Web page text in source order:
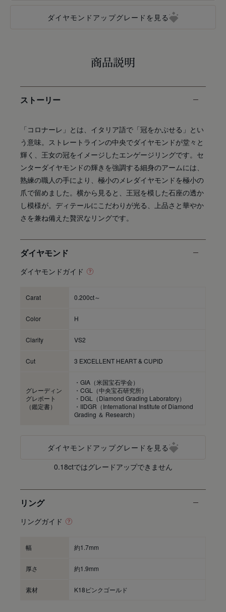
ダイヤモンドアップグレードを見る
商品説明
ストーリー
「コロナーレ」とは、イタリア語で「冠をかぶせる」とい
う意味。ストレートラインの中央でダイヤモンドが堂々と
輝く、王女の冠をイメージしたエンゲージリングです。セ
ンターダイヤモンドの輝きを強調する細身のアームには、
熟練の職人の手により、極小のメレダイヤモンドを極小の
爪で留めました。横から見ると、王冠を模した石座の透か
し模様が。ディテールにこだわりが光る、上品さと華やか
さを兼ね備えた贅沢なリングです。
ダイヤモンド
ダイヤモンドガイド
Carat 0.200ct～
Color H
Clarity VS2
Cut 3 EXCELLENT HEART & CUPID
グレーディン
グレポート
（鑑定書）
・GIA（米国宝石学会）
・CGL（中央宝石研究所）
・DGL（Diamond Grading Laboratory）
・IIDGR（International Institute of Diamond
Grading ＆ Research）
ダイヤモンドアップグレードを見る
0.18ctではグレードアップできません
リング
リングガイド
幅 約1.7mm
厚さ 約1.9mm
素材 K18ピンクゴールド